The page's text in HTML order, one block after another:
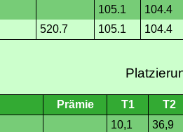
105.1 104.4
520.7 105.1 104.4
Prämie T1 T2
10,1 36,9